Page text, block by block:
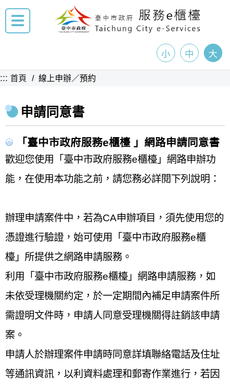
小 中 大
::: 首頁 線上申辦／預約
申請同意書
「臺中市政府服務e櫃檯 」網路申請同意書
歡迎您使用「臺中市政府服務e櫃檯」網路申辦功
能，在使用本功能之前，請您務必詳閱下列說明：
辦理申請案件中，若為CA申辦項目，須先使用您的
憑證進行驗證，始可使用「臺中市政府服務e櫃
檯」所提供之網路申請服務。
利用「臺中市政府服務e櫃檯」網路申請服務，如
未依受理機關約定，於一定期間內補足申請案件所
需證明文件時，申請人同意受理機關得註銷該申請
案。
申請人於辦理案件申請時同意詳填聯絡電話及住址
等通訊資訊，以利資料處理和郵寄作業進行，若因